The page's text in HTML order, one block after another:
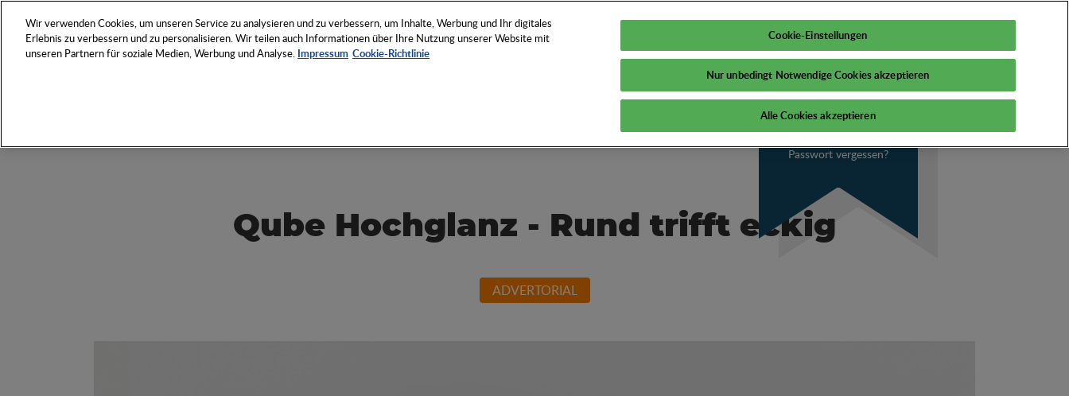
NETZWERK VERANSTALTUNGEN TOOLS NEWS KNOW-HOW FAQS DE
Passwort vergessen?
Mein PSI
Qube Hochglanz - Rund trifft eckig
ADVERTORIAL
Wir verwenden Cookies, um unseren Service zu analysieren und zu verbessern, um Inhalte, Werbung und Ihr digitales
Erlebnis zu verbessern und zu personalisieren. Wir teilen auch Informationen über Ihre Nutzung unserer Website mit
unseren Partnern für soziale Medien, Werbung und Analyse. Impressum Cookie-Richtlinie
Cookie-Einstellungen
Nur unbedingt Notwendige Cookies akzeptieren
Alle Cookies akzeptieren